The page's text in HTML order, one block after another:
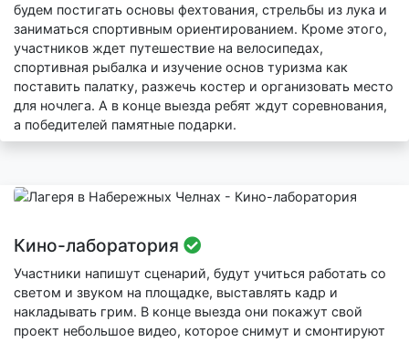
будем постигать основы фехтования, стрельбы из лука и
заниматься спортивным ориентированием. Кроме этого,
участников ждет путешествие на велосипедах,
спортивная рыбалка и изучение основ туризма как
поставить палатку, разжечь костер и организовать место
для ночлега. А в конце выезда ребят ждут соревнования,
а победителей памятные подарки.
Кино-лаборатория
Участники напишут сценарий, будут учиться работать со
светом и звуком на площадке, выставлять кадр и
накладывать грим. В конце выезда они покажут свой
проект небольшое видео, которое снимут и смонтируют